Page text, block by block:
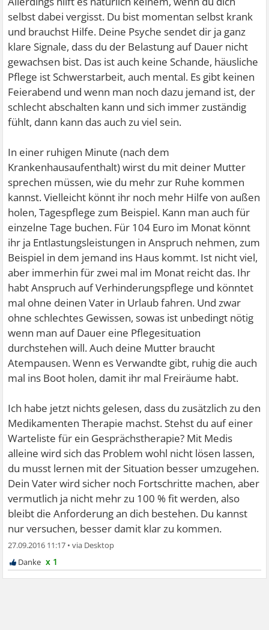
selbst dabei vergisst. Du bist momentan selbst krank
und brauchst Hilfe. Deine Psyche sendet dir ja ganz
klare Signale, dass du der Belastung auf Dauer nicht
gewachsen bist. Das ist auch keine Schande, häusliche
Pflege ist Schwerstarbeit, auch mental. Es gibt keinen
Feierabend und wenn man noch dazu jemand ist, der
schlecht abschalten kann und sich immer zuständig
fühlt, dann kann das auch zu viel sein.
In einer ruhigen Minute (nach dem
Krankenhausaufenthalt) wirst du mit deiner Mutter
sprechen müssen, wie du mehr zur Ruhe kommen
kannst. Vielleicht könnt ihr noch mehr Hilfe von außen
holen, Tagespflege zum Beispiel. Kann man auch für
einzelne Tage buchen. Für 104 Euro im Monat könnt
ihr ja Entlastungsleistungen in Anspruch nehmen, zum
Beispiel in dem jemand ins Haus kommt. Ist nicht viel,
aber immerhin für zwei mal im Monat reicht das. Ihr
habt Anspruch auf Verhinderungspflege und könntet
mal ohne deinen Vater in Urlaub fahren. Und zwar
ohne schlechtes Gewissen, sowas ist unbedingt nötig
wenn man auf Dauer eine Pflegesituation
durchstehen will. Auch deine Mutter braucht
Atempausen. Wenn es Verwandte gibt, ruhig die auch
mal ins Boot holen, damit ihr mal Freiräume habt.
Ich habe jetzt nichts gelesen, dass du zusätzlich zu den
Medikamenten Therapie machst. Stehst du auf einer
Warteliste für ein Gesprächstherapie? Mit Medis
alleine wird sich das Problem wohl nicht lösen lassen,
du musst lernen mit der Situation besser umzugehen.
Dein Vater wird sicher noch Fortschritte machen, aber
vermutlich ja nicht mehr zu 100 % fit werden, also
bleibt die Anforderung an dich bestehen. Du kannst
nur versuchen, besser damit klar zu kommen.
27.09.2016 11:17 •
x 1